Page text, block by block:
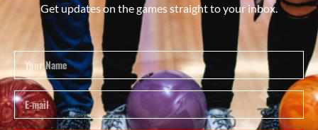
Get updates on the games straight to your inbox.